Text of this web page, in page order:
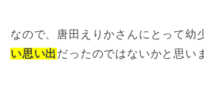
なので、唐田えりかさんにとって幼
い思い出だったのではないかと思い